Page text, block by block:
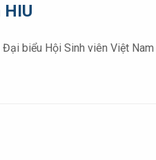
biểu Hội Sinh viên Việt